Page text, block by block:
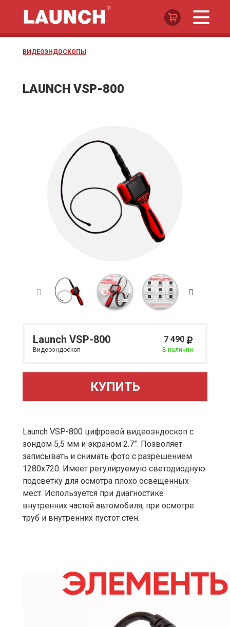
ВИДЕОЭНДОСКОПЫ
LAUNCH VSP-800
Launch VSP-800
Видеоэндоскоп
7 490
В наличии
КУПИТЬ
Launch VSP-800 цифровой видеоэндоскоп с
зондом 5,5 мм и экраном 2.7”. Позволяет
записывать и снимать фото с разрешением
1280х720. Имеет регулируемую светодиодную
подсветку для осмотра плохо освещенных
мест. Используется при диагностике
внутренних частей автомобиля, при осмотре
труб и внутренних пустот стен.